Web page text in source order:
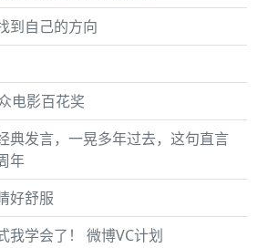
到自己的方向
电影百花奖
典发言，一晃多年过去，这句直言
年
好舒服
我学会了！ 微博VC计划